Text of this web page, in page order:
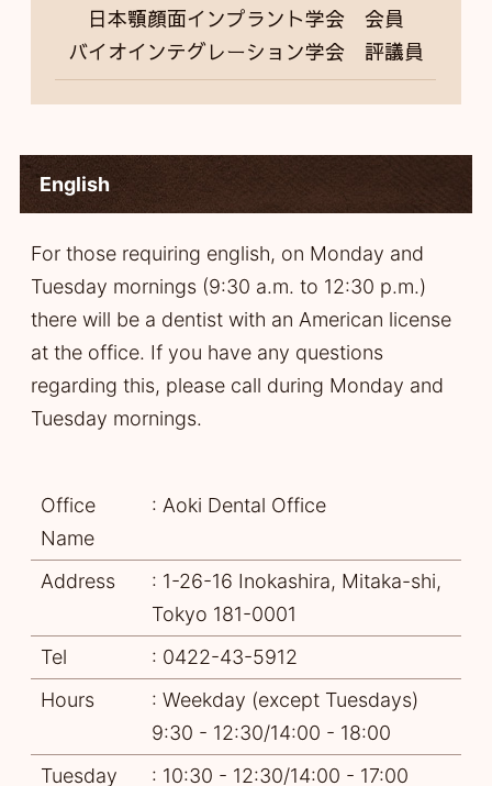
日本顎顔面インプラント学会 会員
バイオインテグレーション学会 評議員
English
For those requiring english, on Monday and
Tuesday mornings (9:30 a.m. to 12:30 p.m.)
there will be a dentist with an American license
at the office. If you have any questions
regarding this, please call during Monday and
Tuesday mornings.
Office
Name
: Aoki Dental Office
Address
: 1-26-16 Inokashira, Mitaka-shi,
Tokyo 181-0001
Tel
: 0422-43-5912
Hours
: Weekday (except Tuesdays)
9:30 - 12:30/14:00 - 18:00
Tuesday
: 10:30 - 12:30/14:00 - 17:00